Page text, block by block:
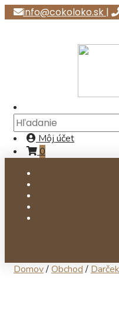
info@cokoloko.sk |
Môj účet
0
Domov/Obchod /